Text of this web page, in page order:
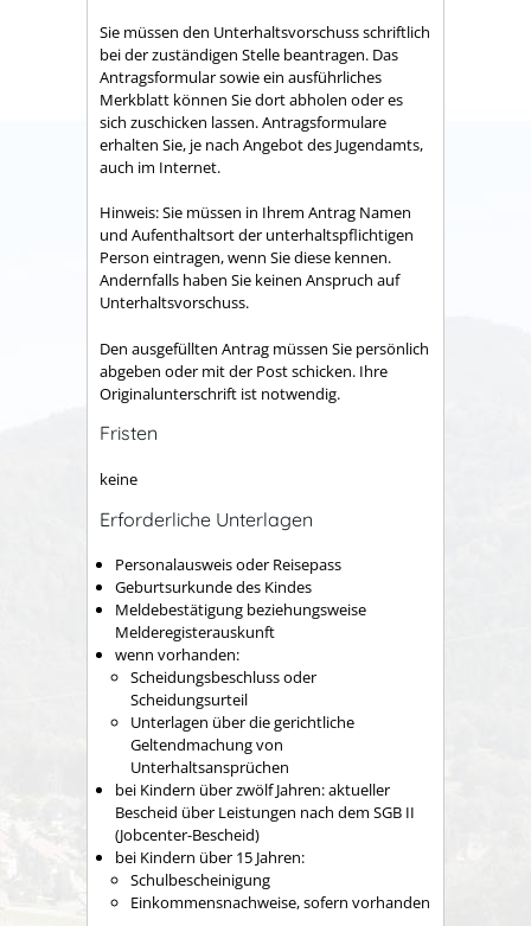
Sie müssen den Unterhaltsvorschuss schriftlich
bei der zuständigen Stelle beantragen. Das
Antragsformular sowie ein ausführliches
Merkblatt können Sie dort abholen oder es
sich zuschicken lassen. Antragsformulare
erhalten Sie, je nach Angebot des Jugendamts,
auch im Internet.
Hinweis:Sie müssen in Ihrem Antrag Namen
und Aufenthaltsort der unterhaltspflichtigen
Person eintragen, wenn Sie diese kennen.
Andernfalls haben Sie keinen Anspruch auf
Unterhaltsvorschuss.
Den ausgefüllten Antrag müssen Sie persönlich
abgeben oder mit der Post schicken. Ihre
Originalunterschrift ist notwendig.
Fristen
keine
Erforderliche Unterlagen
Personalausweis oder Reisepass
Geburtsurkunde des Kindes
Meldebestätigung beziehungsweise
Melderegisterauskunft
wenn vorhanden:
Scheidungsbeschluss oder
Scheidungsurteil
Unterlagen über die gerichtliche
Geltendmachung von
Unterhaltsansprüchen
bei Kindern über zwölf Jahren: aktueller
Bescheid über Leistungen nach dem SGB II
(Jobcenter-Bescheid)
bei Kindern über 15 Jahren:
Schulbescheinigung
Einkommensnachweise, sofern vorhanden